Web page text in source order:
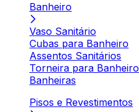
Banheiro
Vaso Sanitário
Cubas para Banheiro
Assentos Sanitários
Torneira para Banheiro
Banheiras
Pisos e Revestimentos